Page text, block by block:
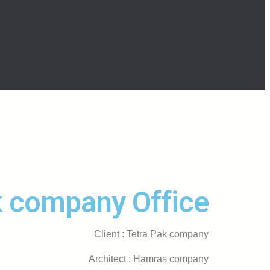
company Office
Client : Tetra Pak company
Architect : Hamras company